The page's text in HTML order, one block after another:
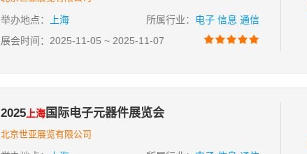
举办地点： 上海 所属行业： 电子 信息 通信
展会时间：2025-11-05 ~ 2025-11-07
2025 上海国际电子元器件展览会
北京世亚展览有限公司